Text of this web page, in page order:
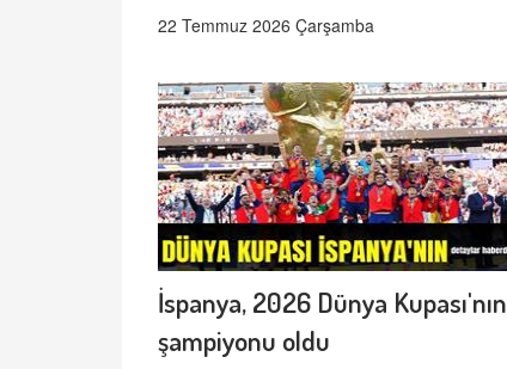
22 Temmuz 2026 Çarşamba
İspanya, 2026 Dünya Kupası'nın
şampiyonu oldu